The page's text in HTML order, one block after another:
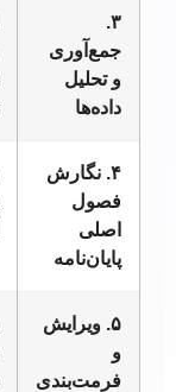
۳.
جمع‌آوری
و تحلیل
داده‌ها
۴. نگارش
فصول
اصلی
پایان‌نامه
۵. ویرایش
و
فرمت‌بندی